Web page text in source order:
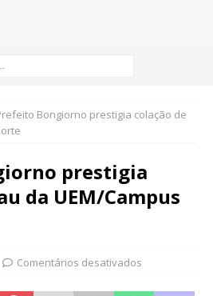
Bongiorno prestigia colação de
prestigia
da UEM/Campus
Comentários desativados